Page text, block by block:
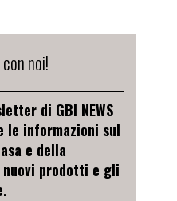
noi!
di GBI NEWS
informazioni sul
e della
prodotti e gli